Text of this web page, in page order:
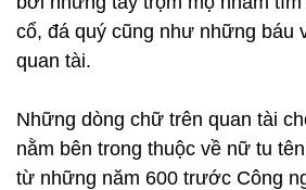
cổ, đá quý cũng như những báu
quan tài.
Những dòng chữ trên quan tài
nằm bên trong thuộc về nữ tu
từ những năm 600 trước Công